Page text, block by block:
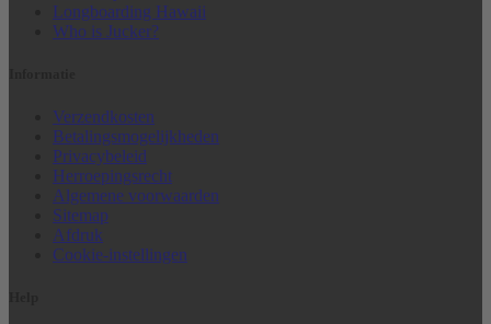
Longboarding Hawaii
Who is Jucker?
Verzendkosten
Betalingsmogelijkheden
Privacybeleid
Herroepingsrecht
Algemene voorwaarden
Sitemap
Afdruk
Cookie-instellingen